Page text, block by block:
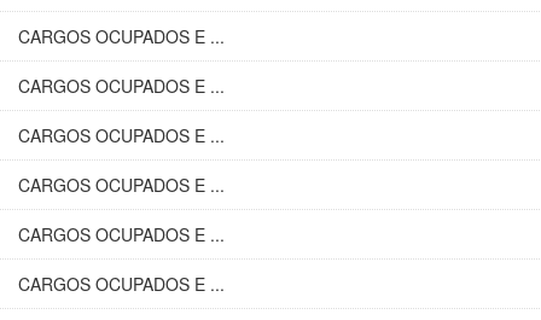
CARGOS OCUPADOS E ...
CARGOS OCUPADOS E ...
CARGOS OCUPADOS E ...
CARGOS OCUPADOS E ...
CARGOS OCUPADOS E ...
CARGOS OCUPADOS E ...